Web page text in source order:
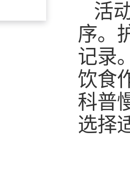
活
序。
记录
饮食
科普
选择